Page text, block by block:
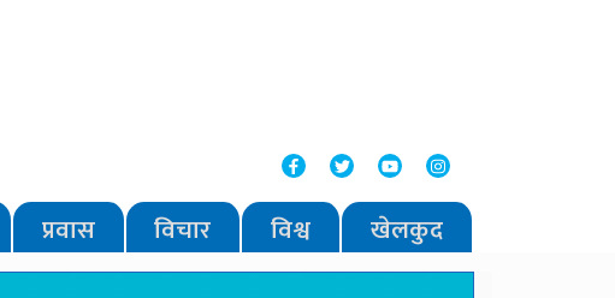
प्रवास विचार विश्व खेलकुद